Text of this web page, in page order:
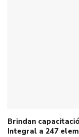
Brindan
Integral a 247